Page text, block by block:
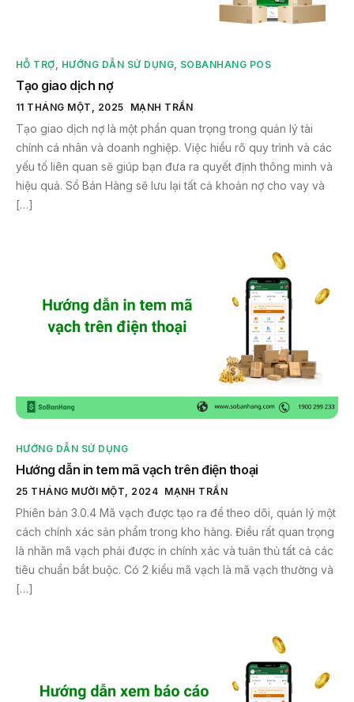
HỖ TRỢ HƯỚNG DẪN SỬ DỤNG SOBANHANG POS
Tạo giao dịch nợ
11 THÁNG MỘT, 2025 MẠNH TRẦN
Tạo giao dịch nợ là một phần quan trọng trong quản lý tài
chính cá nhân và doanh nghiệp. Việc hiểu rõ quy trình và các
yếu tố liên quan sẽ giúp bạn đưa ra quyết định thông minh và
hiệu quả. Sổ Bán Hàng sẽ lưu lại tất cả khoản nợ cho vay và
[…]
HƯỚNG DẪN SỬ DỤNG
Hướng dẫn in tem mã vạch trên điện thoại
25 THÁNG MƯỜI MỘT, 2024 MẠNH TRẦN
Phiên bản 3.0.4 Mã vạch được tạo ra để theo dõi, quản lý một
cách chính xác sản phẩm trong kho hàng. Điều rất quan trọng
là nhãn mã vạch phải được in chính xác và tuân thủ tất cả các
tiêu chuẩn bắt buộc. Có 2 kiểu mã vạch là mã vạch thường và
[…]